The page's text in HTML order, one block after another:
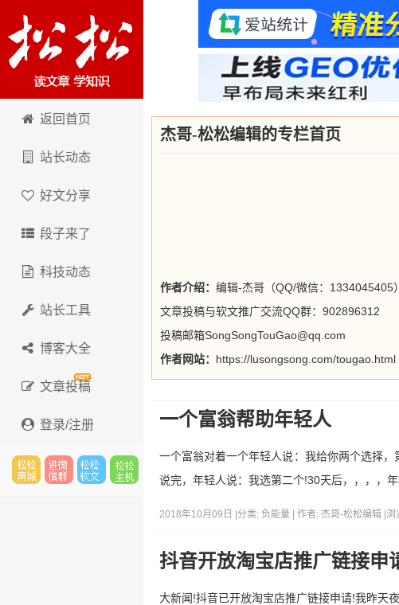
卢松松博客
返回首页
站长动态
好文分享
段子来了
科技动态
站长工具
博客大全
文章投稿
登录/注册
杰哥-松松编辑的专栏首页
作者介绍： 编辑-杰哥（QQ/微信：1334045405
文章投稿与软文推广交流QQ群：902896312
投稿邮箱SongSongTouGao@qq.com
作者网站： https://lusongsong.com/tougao.html
一个富翁帮助年轻人
一个富翁对着一个年轻人说：我给你两个选择
说完，年轻人说：我选第二个!30天后，，，，年
2018年10月09日 | 分类: 负能量 | 作者: 杰哥-松松编辑 浏
抖音开放淘宝店推广链接申
大新闻!抖音已开放淘宝店推广链接申请!我昨天